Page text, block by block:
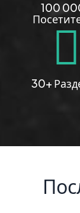
100
30+